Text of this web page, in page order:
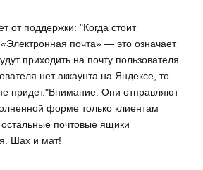
от поддержки: "Когда стоит
почта» — это означает
приходить на почту пользователя.
нет аккаунта на Яндексе, то
придет."Внимание: Они отправляют
форме только клиентам
почтовые ящики
Шах и мат!